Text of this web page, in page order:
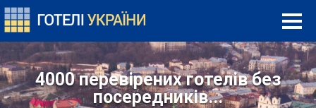
4000 перевірених готелів без
посередників...